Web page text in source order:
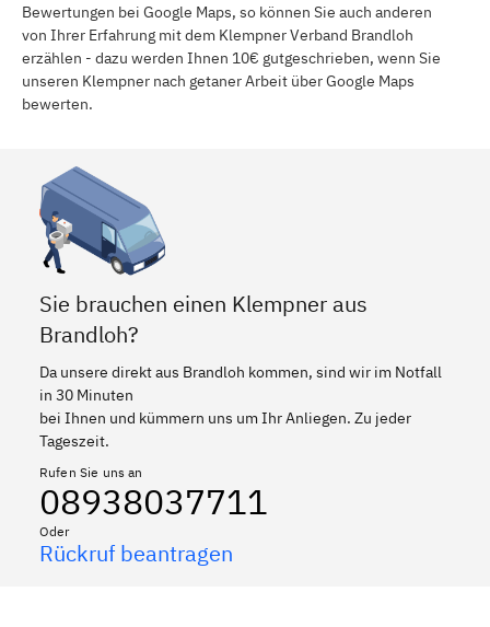
Bewertungen bei Google Maps, so können Sie auch anderen
von Ihrer Erfahrung mit dem Klempner Verband Brandloh
erzählen - dazu werden Ihnen 10€ gutgeschrieben, wenn Sie
unseren Klempner nach getaner Arbeit über Google Maps
bewerten.
Sie brauchen einen Klempner aus
Brandloh?
Da unsere direkt aus Brandloh kommen, sind wir im Notfall
in 30 Minuten
bei Ihnen und kümmern uns um Ihr Anliegen. Zu jeder
Tageszeit.
Rufen Sie uns an
08938037711
Oder
Rückruf beantragen